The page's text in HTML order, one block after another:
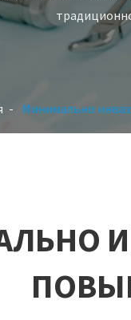
Минимально